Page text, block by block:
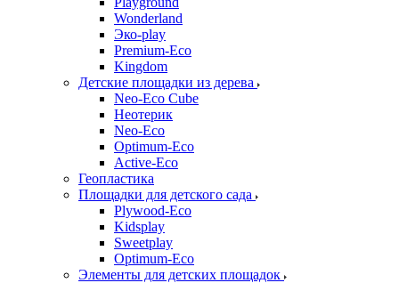
Wonderland
Эко-play
Premium-Eco
Kingdom
Детские площадки из дерева
Neo-Eco Cube
Неотерик
Neo-Eco
Оptimum-Еco
Active-Eco
Геопластика
Площадки для детского сада
Plywood-Eco
Kidsplay
Sweetplay
Оptimum-Еco
Элементы для детских площадок